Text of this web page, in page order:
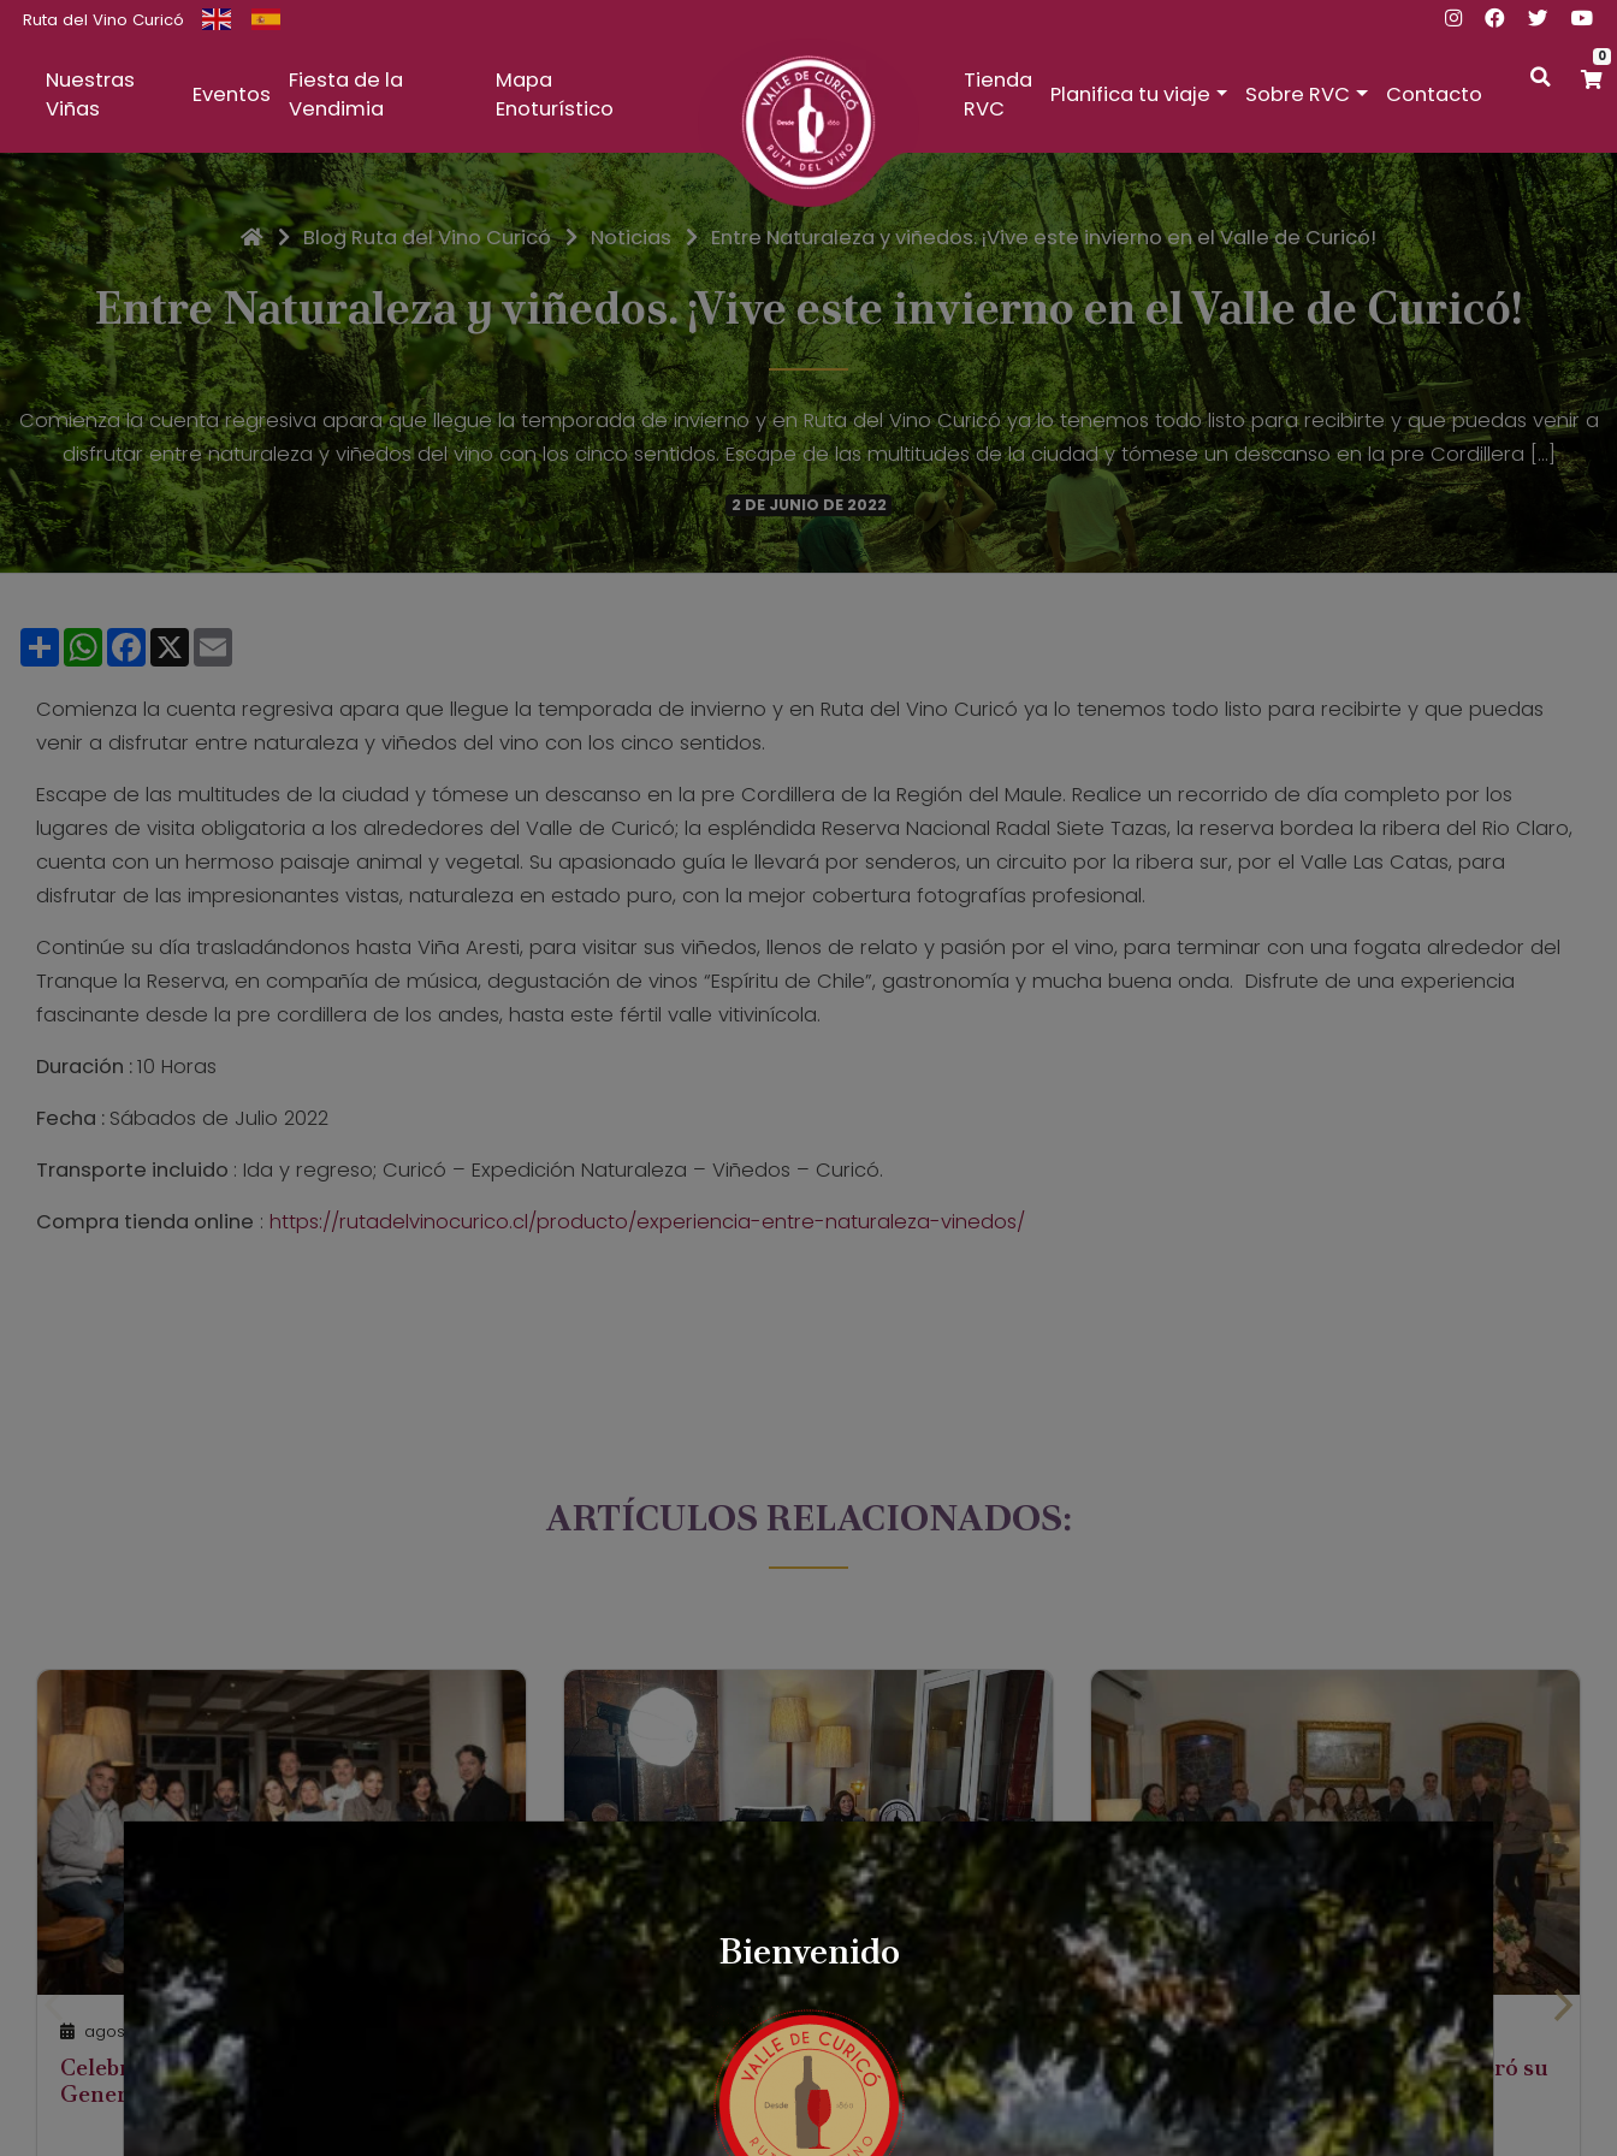
Bienvenido
Ruta del Vino Curicó
Nuestras
Viñas
Eventos
Fiesta de la
Vendimia
Mapa
Enoturístico
Tienda
RVC
Planifica tu viaje Sobre RVC Contacto
0
InicioBlog Ruta del Vino Curicó Noticias Entre Naturaleza y viñedos. ¡Vive este invierno en el Valle de Curicó!
Entre Naturaleza y viñedos. ¡Vive este invierno en el Valle de Curicó!
Comienza la cuenta regresiva apara que llegue la temporada de invierno y en Ruta del Vino Curicó ya lo tenemos todo listo para recibirte y que puedas venir a
disfrutar entre naturaleza y viñedos del vino con los cinco sentidos. Escape de las multitudes de la ciudad y tómese un descanso en la pre Cordillera […]
2 DE JUNIO DE 2022
ShareWhatsApp
Facebook
X
Comienza la cuenta regresiva apara que llegue la temporada de invierno y en Ruta del Vino Curicó ya lo tenemos todo listo para recibirte y que puedas
venir a disfrutar entre naturaleza y viñedos del vino con los cinco sentidos.
Escape de las multitudes de la ciudad y tómese un descanso en la pre Cordillera de la Región del Maule. Realice un recorrido de día completo por los
lugares de visita obligatoria a los alrededores del Valle de Curicó; la espléndida Reserva Nacional Radal Siete Tazas, la reserva bordea la ribera del Rio Claro,
cuenta con un hermoso paisaje animal y vegetal. Su apasionado guía le llevará por senderos, un circuito por la ribera sur, por el Valle Las Catas, para
disfrutar de las impresionantes vistas, naturaleza en estado puro, con la mejor cobertura fotografías profesional.
Continúe su día trasladándonos hasta Viña Aresti, para visitar sus viñedos, llenos de relato y pasión por el vino, para terminar con una fogata alrededor del
Tranque la Reserva, en compañía de música, degustación de vinos “Espíritu de Chile”, gastronomía y mucha buena onda. Disfrute de una experiencia
fascinante desde la pre cordillera de los andes, hasta este fértil valle vitivinícola.
Duración :10 Horas
Fecha : Sábados de Julio 2022
Transporte incluido : Ida y regreso; Curicó – Expedición Naturaleza – Viñedos – Curicó.
Compra tienda online : https://rutadelvinocurico.cl/producto/experiencia-entre-naturaleza-vinedos/
ARTÍCULOS RELACIONADOS:
agosto 5, 2025
Celebramos una nueva Asamblea
General de Socios RVC
diciembre 22, 2025
4° Capítulo Ciclo Vodcast Día Nacional
del Vino: Carlos Torres
agosto 30, 2022
Ruta del Vino Valles de Curicó celebró su
XIX Asamblea General de socios